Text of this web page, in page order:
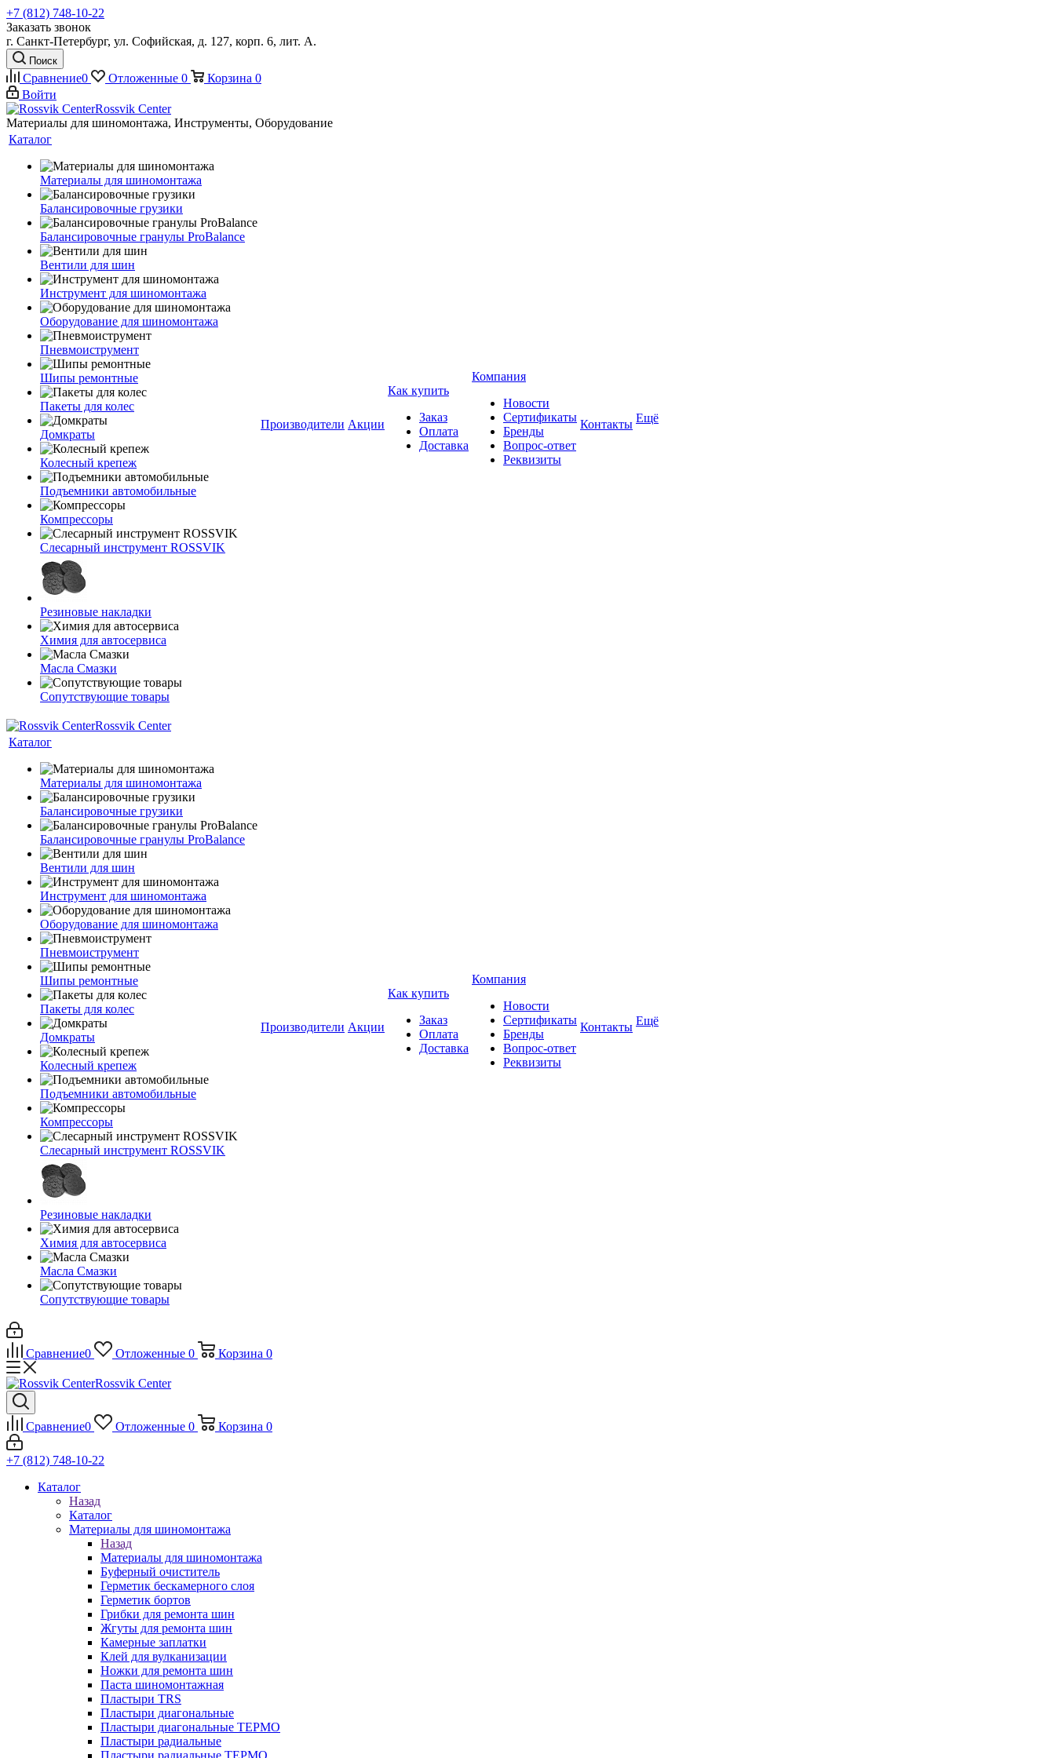
+7 (812) 748-10-22
Заказать звонок
г. Санкт-Петербург, ул. Софийская, д. 127, корп. 6, лит. А.
Поиск
Сравнение0 Отложенные 0 Корзина 0
Войти
Rossvik Center
Материалы для шиномонтажа, Инструменты, Оборудование
Каталог
Материалы для шиномонтажа
Балансировочные грузики
Балансировочные гранулы ProBalance
Вентили для шин
Инструмент для шиномонтажа
Оборудование для шиномонтажа
Пневмоиструмент
Шипы ремонтные
Пакеты для колес
Домкраты
Колесный крепеж
Подъемники автомобильные
Компрессоры
Слесарный инструмент ROSSVIK
Резиновые накладки
Химия для автосервиса
Масла Смазки
Сопутствующие товары
Производители Акции
Как купить
Заказ
Оплата
Доставка
Компания
Новости
Сертификаты
Бренды
Вопрос-ответ
Реквизиты
Контакты Ещё
Rossvik Center
Каталог
Материалы для шиномонтажа
Балансировочные грузики
Балансировочные гранулы ProBalance
Вентили для шин
Инструмент для шиномонтажа
Оборудование для шиномонтажа
Пневмоиструмент
Шипы ремонтные
Пакеты для колес
Домкраты
Колесный крепеж
Подъемники автомобильные
Компрессоры
Слесарный инструмент ROSSVIK
Резиновые накладки
Химия для автосервиса
Масла Смазки
Сопутствующие товары
Производители Акции
Как купить
Заказ
Оплата
Доставка
Компания
Новости
Сертификаты
Бренды
Вопрос-ответ
Реквизиты
Контакты Ещё
Сравнение0 Отложенные 0 Корзина 0
Rossvik Center
Сравнение0 Отложенные 0 Корзина 0
+7 (812) 748-10-22
Каталог
Назад
Каталог
Материалы для шиномонтажа
Назад
Материалы для шиномонтажа
Буферный очиститель
Герметик бескамерного слоя
Герметик бортов
Грибки для ремонта шин
Жгуты для ремонта шин
Камерные заплатки
Клей для вулканизации
Ножки для ремонта шин
Паста шиномонтажная
Пластыри TRS
Пластыри диагональные
Пластыри диагональные ТЕРМО
Пластыри радиальные
Пластыри радиальные ТЕРМО